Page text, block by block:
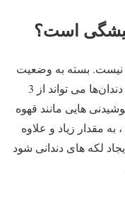
است؟
نیست. بسته به وضعیت
دندان‌های بیمار و بهداشت دندان سفیدی دندان‌ها می تواند از 3
هایی مانند قهوه
مقدار زیاد و علاوه
لکه های دندانی شود